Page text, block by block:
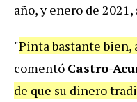
año, y enero de
"Pinta bastante bien,
comentó Castro-
de que su dinero